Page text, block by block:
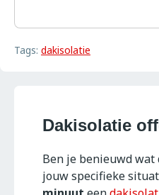
Tags: dakisolatie
Dakisolatie
Ben je benieuwd
jouw specifieke